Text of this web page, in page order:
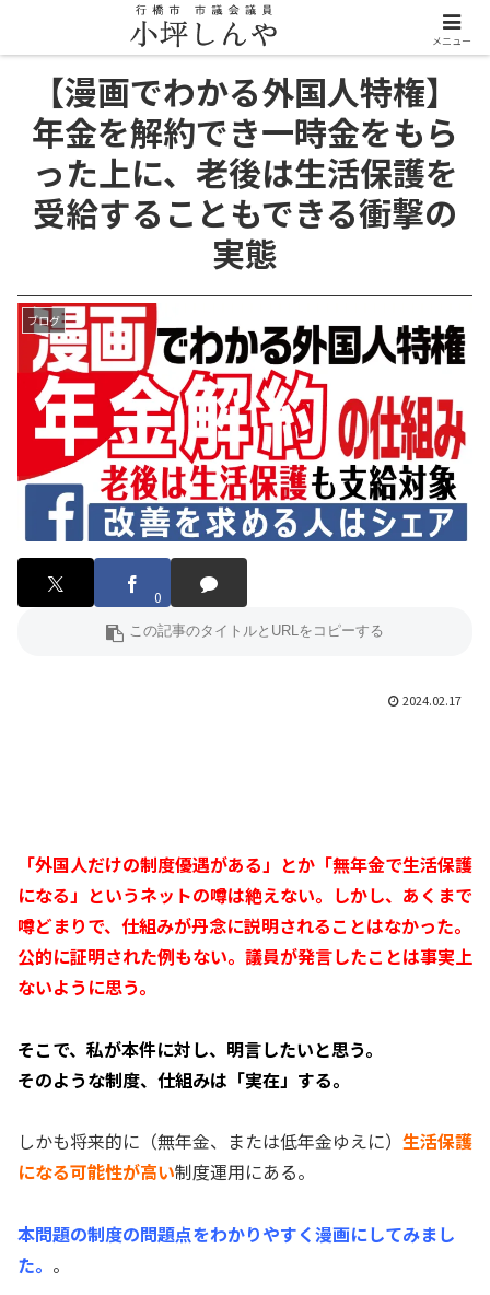
【漫画でわかる外国人特権】
年金を解約でき一時金をもら
った上に、老後は生活保護を
受給することもできる衝撃の
実態
ブログ
0
2024.02.17
「外国人だけの制度優遇がある」とか「無年金で生活保護
になる」というネットの噂は絶えない。しかし、あくまで
噂どまりで、仕組みが丹念に説明されることはなかった。
公的に証明された例もない。議員が発言したことは事実上
ないように思う。
そこで、私が本件に対し、明言したいと思う。
そのような制度、仕組みは「実在」する。
しかも将来的に（無年金、または低年金ゆえに） 生活保護
になる可能性が高い制度運用にある。
本問題の制度の問題点をわかりやすく漫画にしてみまし
た。 。
メニュー